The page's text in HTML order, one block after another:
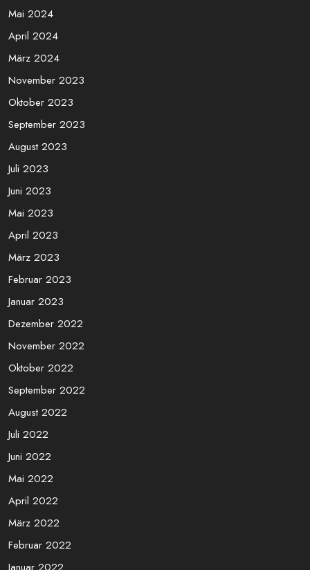
Mai 2024
April 2024
März 2024
November 2023
Oktober 2023
September 2023
August 2023
Juli 2023
Juni 2023
Mai 2023
April 2023
März 2023
Februar 2023
Januar 2023
Dezember 2022
November 2022
Oktober 2022
September 2022
August 2022
Juli 2022
Juni 2022
Mai 2022
April 2022
März 2022
Februar 2022